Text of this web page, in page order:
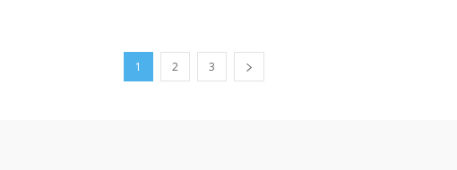
1 2 3